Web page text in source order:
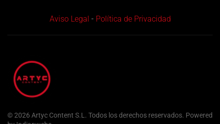
Aviso Legal - Política de Privacidad
©2026 Artyc Content S.L. Todos los derechos reservados. Powered